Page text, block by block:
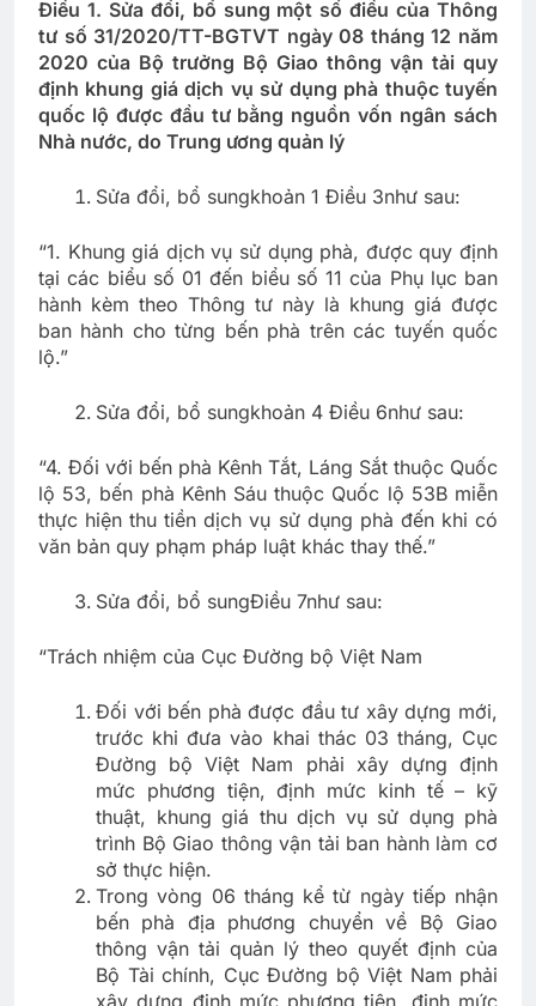
Điều 1. Sửa đổi, bổ sung một số điều của Thông
tư số 31/2020/TT-BGTVT ngày 08 tháng 12 năm
2020 của Bộ trưởng Bộ Giao thông vận tải quy
định khung giá dịch vụ sử dụng phà thuộc tuyến
quốc lộ được đầu tư bằng nguồn vốn ngân sách
Nhà nước, do Trung ương quản lý
Sửa đổi, bổ sungkhoản 1 Điều 3như sau:
“1. Khung giá dịch vụ sử dụng phà, được quy định
tại các biểu số 01 đến biểu số 11 của Phụ lục ban
hành kèm theo Thông tư này là khung giá được
ban hành cho từng bến phà trên các tuyến quốc
lộ.”
Sửa đổi, bổ sungkhoản 4 Điều 6như sau:
“4. Đối với bến phà Kênh Tắt, Láng Sắt thuộc Quốc
lộ 53, bến phà Kênh Sáu thuộc Quốc lộ 53B miễn
thực hiện thu tiền dịch vụ sử dụng phà đến khi có
văn bản quy phạm pháp luật khác thay thế.”
Sửa đổi, bổ sungĐiều 7như sau:
“Trách nhiệm của Cục Đường bộ Việt Nam
Đối với bến phà được đầu tư xây dựng mới,
trước khi đưa vào khai thác 03 tháng, Cục
Đường bộ Việt Nam phải xây dựng định
mức phương tiện, định mức kinh tế – kỹ
thuật, khung giá thu dịch vụ sử dụng phà
trình Bộ Giao thông vận tải ban hành làm cơ
sở thực hiện.
Trong vòng 06 tháng kể từ ngày tiếp nhận
bến phà địa phương chuyển về Bộ Giao
thông vận tải quản lý theo quyết định của
Bộ Tài chính, Cục Đường bộ Việt Nam phải
xây dựng định mức phương tiện, định mức